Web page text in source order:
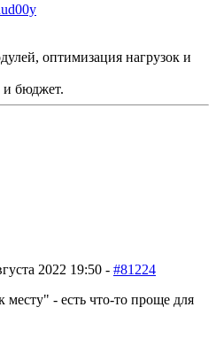
оптимизация нагрузок и
и бюджет.
2022 19:50 - #81224
месту" - есть что-то проще для